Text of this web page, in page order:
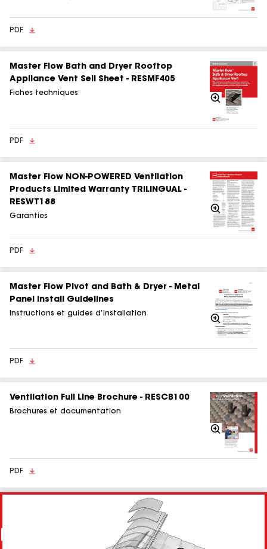
PDF
Master Flow Bath and Dryer Rooftop
Appliance Vent Sell Sheet - RESMF405
Fiches techniques Agrandir
PDF
Master Flow NON-POWERED Ventilation
Products Limited Warranty TRILINGUAL -
RESWT188
Garanties
Agrandir
PDF
Master Flow Pivot and Bath & Dryer - Metal
Panel Install Guidelines
Instructions et guides d’installation Agrandir
PDF
Ventilation Full Line Brochure - RESCB100
Brochures et documentation
Agrandir
PDF
Pièces d’un système de toiture